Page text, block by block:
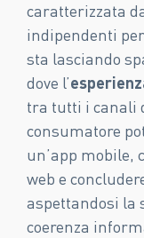
caratterizzata
indipendenti
sta lasciando
dove l’
tra tutti i canali
consumatore
un’app mobile,
web e
aspettandosi la
coerenza